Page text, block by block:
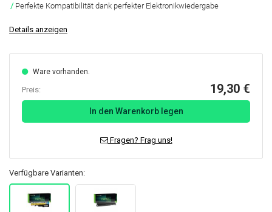
Perfekte Kompatibilität dank perfekter Elektronikwiedergabe
Details anzeigen
Ware vorhanden.
Preis: 19,30 €
In den Warenkorb legen
Fragen? Frag uns!
Verfügbare Varianten: